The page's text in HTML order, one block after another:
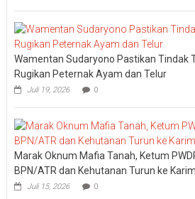
Wamentan Sudaryono Pastikan Tindak
Rugikan Peternak Ayam dan Telur
Juli 19, 2026 0
Marak Oknum Mafia Tanah, Ketum
BPN/ATR dan Kehutanan Turun ke
Juli 15, 2026 0